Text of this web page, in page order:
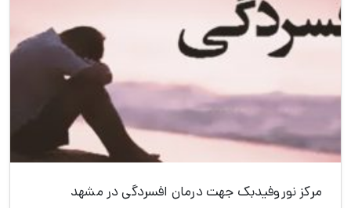
مرکز نوروفیدبک جهت درمان افسردگی در مشهد